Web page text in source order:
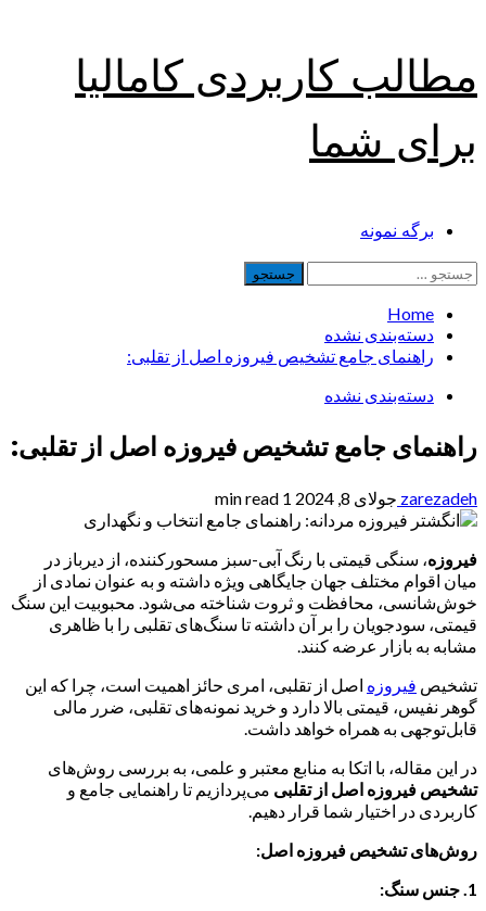
to
content
مطالب کاربردی کامالیا
برای شما
Primaryبرگه نمونه
جستجو
برای:
Home
دسته‌بندی نشده
راهنمای جامع تشخیص فیروزه اصل از تقلبی:
دسته‌بندی نشده
راهنمای جامع تشخیص فیروزه اصل از تقلبی:
zarezadeh جولای 8, 2024 1 min read
فیروزه، سنگی قیمتی با رنگ آبی-سبز مسحورکننده، از دیرباز در
میان اقوام مختلف جهان جایگاهی ویژه داشته و به عنوان نمادی از
خوش‌شانسی، محافظت و ثروت شناخته می‌شود. محبوبیت این سنگ
قیمتی، سودجویان را بر آن داشته تا سنگ‌های تقلبی را با ظاهری
مشابه به بازار عرضه کنند.
تشخیص فیروزه اصل از تقلبی، امری حائز اهمیت است، چرا که این
گوهر نفیس، قیمتی بالا دارد و خرید نمونه‌های تقلبی، ضرر مالی
قابل‌توجهی به همراه خواهد داشت.
در این مقاله، با اتکا به منابع معتبر و علمی، به بررسی روش‌های
تشخیص فیروزه اصل از تقلبی می‌پردازیم تا راهنمایی جامع و
کاربردی در اختیار شما قرار دهیم.
روش‌های تشخیص فیروزه اصل:
1. جنس سنگ: